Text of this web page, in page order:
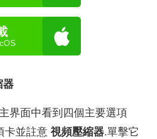
器
界面中看到四個主要選項
卡並註意 視頻壓縮器.單擊它